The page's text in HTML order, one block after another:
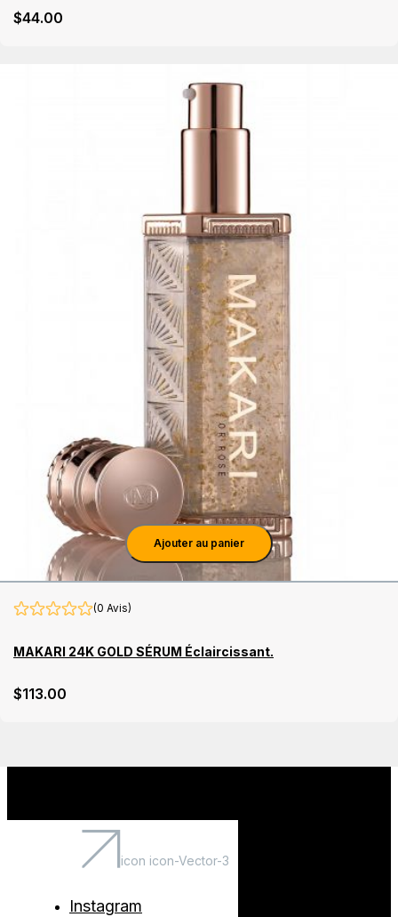
$44.00
Ajouter au panier
(0 Avis)
MAKARI 24K GOLD SÉRUM Éclaircissant.
$113.00
icon icon-Vector-3
Instagram